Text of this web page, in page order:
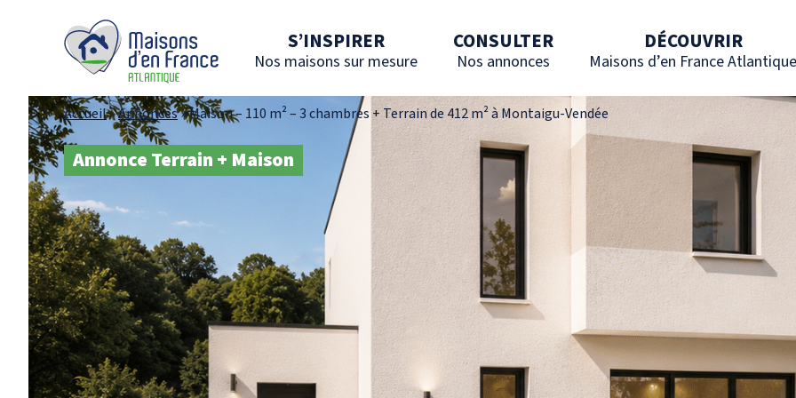
S’INSPIRER
Nos maisons sur mesure
CONSULTER
Nos annonces
DÉCOUVRIR
Maisons d’en France Atlantique
Accueil»Annonces»Maison – 110 m² – 3 chambres + Terrain de 412 m² à Montaigu-Vendée
Annonce Terrain + Maison